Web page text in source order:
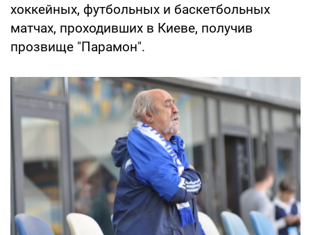
хоккейных, футбольных и баскетбольных
матчах, проходивших в Киеве, получив
прозвище "Парамон".